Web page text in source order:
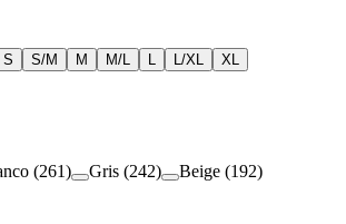
S S/M M M/L L L/XL
XL
(261) Gris (242) Beige (192)